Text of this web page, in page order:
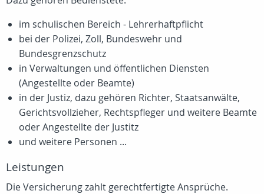
im schulischen Bereich - Lehrerhaftpflicht
bei der Polizei, Zoll, Bundeswehr und
Bundesgrenzschutz
in Verwaltungen und öffentlichen Diensten
(Angestellte oder Beamte)
in der Justiz, dazu gehören Richter, Staatsanwälte,
Gerichtsvollzieher, Rechtspfleger und weitere Beamte
oder Angestellte der Justitz
und weitere Personen ...
Leistungen
Die Versicherung zahlt gerechtfertigte Ansprüche.